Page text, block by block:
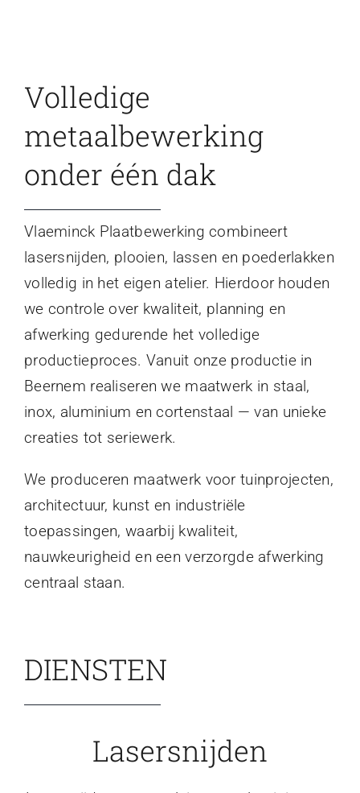
Volledige
metaalbewerking
onder één dak
Vlaeminck Plaatbewerking combineert
lasersnijden, plooien, lassen en poederlakken
volledig in het eigen atelier. Hierdoor houden
we controle over kwaliteit, planning en
afwerking gedurende het volledige
productieproces. Vanuit onze productie in
Beernem realiseren we maatwerk in staal,
inox, aluminium en cortenstaal — van unieke
creaties tot seriewerk.
We produceren maatwerk voor tuinprojecten,
architectuur, kunst en industriële
toepassingen, waarbij kwaliteit,
nauwkeurigheid en een verzorgde afwerking
centraal staan.
DIENSTEN
Lasersnijden